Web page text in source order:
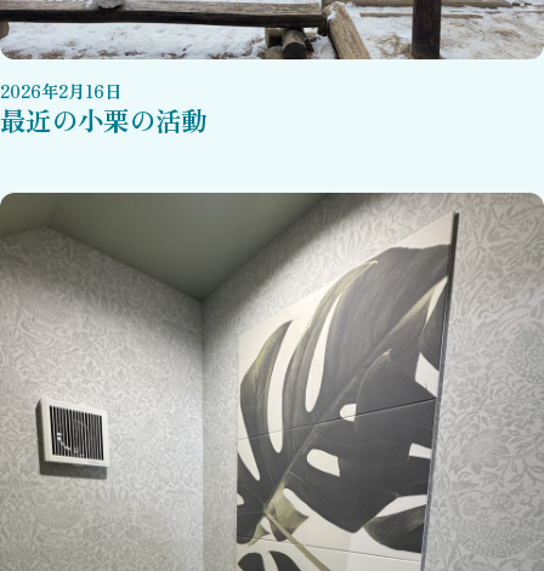
2026年2月16日
最近の小栗の活動